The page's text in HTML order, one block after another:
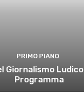
PRIMO PIANO
Giornalismo
Programma